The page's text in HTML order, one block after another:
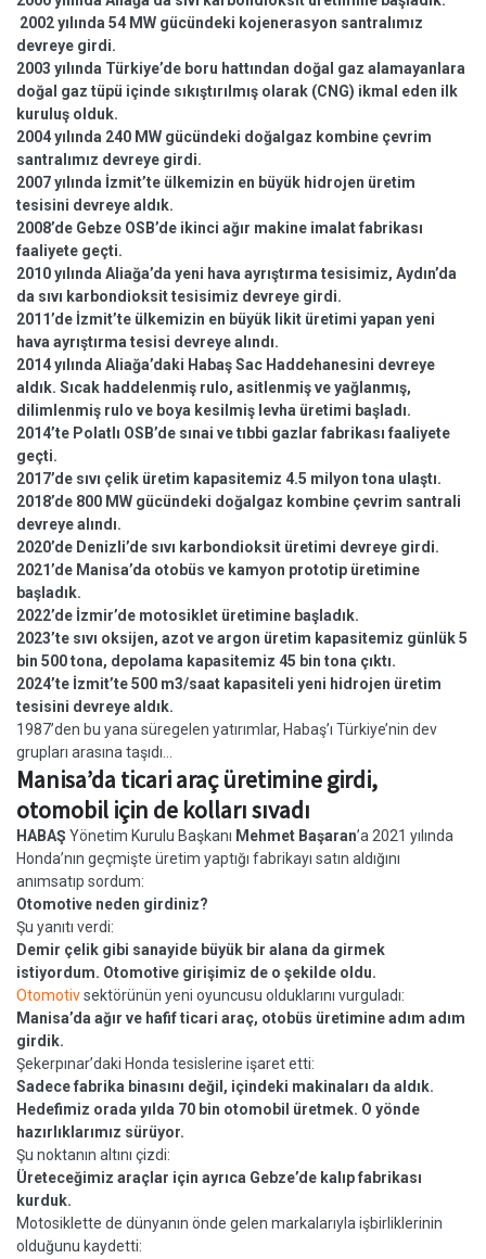
2002 yılında 54 MW gücündeki kojenerasyon santralımız
devreye girdi.
2003 yılında Türkiye’de boru hattından doğal gaz alamayanlara
doğal gaz tüpü içinde sıkıştırılmış olarak (CNG) ikmal eden ilk
kuruluş olduk.
2004 yılında 240 MW gücündeki doğalgaz kombine çevrim
santralımız devreye girdi.
2007 yılında İzmit’te ülkemizin en büyük hidrojen üretim
tesisini devreye aldık.
2008’de Gebze OSB’de ikinci ağır makine imalat fabrikası
faaliyete geçti.
2010 yılında Aliağa’da yeni hava ayrıştırma tesisimiz, Aydın’da
da sıvı karbondioksit tesisimiz devreye girdi.
2011’de İzmit’te ülkemizin en büyük likit üretimi yapan yeni
hava ayrıştırma tesisi devreye alındı.
2014 yılında Aliağa’daki Habaş Sac Haddehanesini devreye
aldık. Sıcak haddelenmiş rulo, asitlenmiş ve yağlanmış,
dilimlenmiş rulo ve boya kesilmiş levha üretimi başladı.
2014’te Polatlı OSB’de sınai ve tıbbi gazlar fabrikası faaliyete
geçti.
2017’de sıvı çelik üretim kapasitemiz 4.5 milyon tona ulaştı.
2018’de 800 MW gücündeki doğalgaz kombine çevrim santrali
devreye alındı.
2020’de Denizli’de sıvı karbondioksit üretimi devreye girdi.
2021’de Manisa’da otobüs ve kamyon prototip üretimine
başladık.
2022’de İzmir’de motosiklet üretimine başladık.
2023’te sıvı oksijen, azot ve argon üretim kapasitemiz günlük 5
bin 500 tona, depolama kapasitemiz 45 bin tona çıktı.
2024’te İzmit’te 500 m3/saat kapasiteli yeni hidrojen üretim
tesisini devreye aldık.
1987’den bu yana süregelen yatırımlar, Habaş’ı Türkiye’nin dev
grupları arasına taşıdı…
Manisa’da ticari araç üretimine girdi,
otomobil için de kolları sıvadı
HABAŞ Yönetim Kurulu Başkanı Mehmet Başaran’a 2021 yılında
Honda’nın geçmişte üretim yaptığı fabrikayı satın aldığını
anımsatıp sordum:
Otomotive neden girdiniz?
Şu yanıtı verdi:
Demir çelik gibi sanayide büyük bir alana da girmek
istiyordum. Otomotive girişimiz de o şekilde oldu.
Otomotivsektörünün yeni oyuncusu olduklarını vurguladı:
Manisa’da ağır ve hafif ticari araç, otobüs üretimine adım adım
girdik.
Şekerpınar’daki Honda tesislerine işaret etti:
Sadece fabrika binasını değil, içindeki makinaları da aldık.
Hedefimiz orada yılda 70 bin otomobil üretmek. O yönde
hazırlıklarımız sürüyor.
Şu noktanın altını çizdi:
Üreteceğimiz araçlar için ayrıca Gebze’de kalıp fabrikası
kurduk.
Motosiklette de dünyanın önde gelen markalarıyla işbirliklerinin
olduğunu kaydetti: